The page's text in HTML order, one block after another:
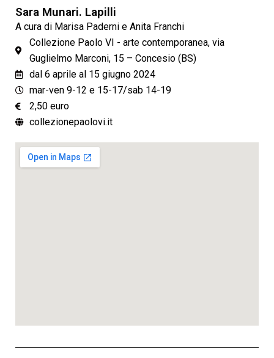
Sara Munari. Lapilli
A cura di Marisa Paderni e Anita Franchi
Collezione Paolo VI - arte contemporanea, via
Guglielmo Marconi, 15 – Concesio (BS)
dal 6 aprile al 15 giugno 2024
mar-ven 9-12 e 15-17/sab 14-19
2,50 euro
collezionepaolovi.it